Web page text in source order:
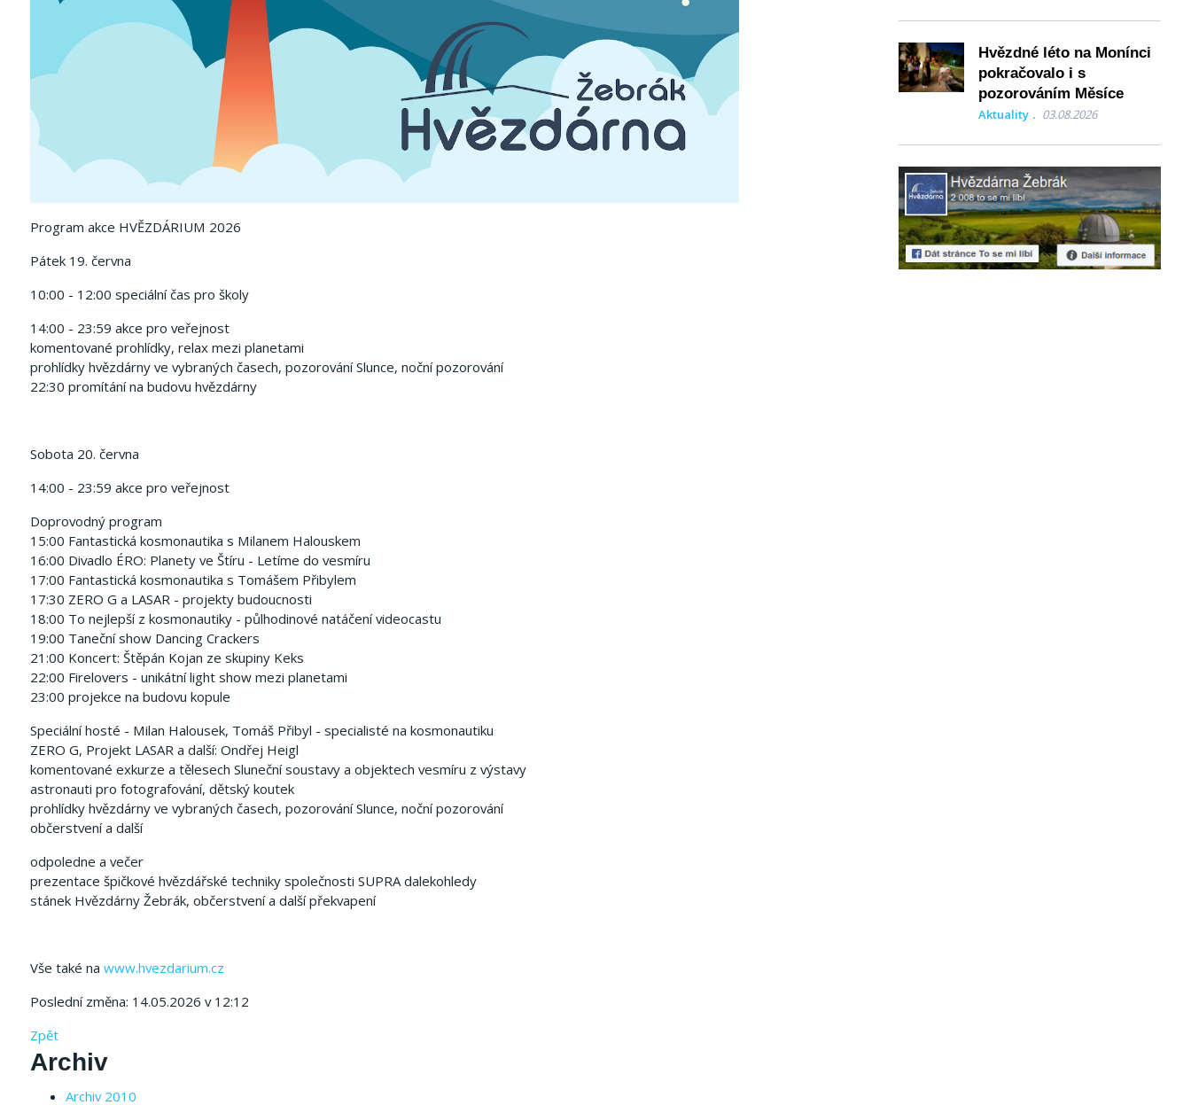
Program akce HVĚZDÁRIUM 2026
Pátek 19. června
10:00 - 12:00 speciální čas pro školy
14:00 - 23:59 akce pro veřejnost
komentované prohlídky, relax mezi planetami
prohlídky hvězdárny ve vybraných časech, pozorování Slunce, noční pozorování
22:30 promítání na budovu hvězdárny
Sobota 20. června
14:00 - 23:59 akce pro veřejnost
Doprovodný program
15:00 Fantastická kosmonautika s Milanem Halouskem
16:00 Divadlo ÉRO: Planety ve Štíru - Letíme do vesmíru
17:00 Fantastická kosmonautika s Tomášem Přibylem
17:30 ZERO G a LASAR - projekty budoucnosti
18:00 To nejlepší z kosmonautiky - půlhodinové natáčení videocastu
19:00 Taneční show Dancing Crackers
21:00 Koncert: Štěpán Kojan ze skupiny Keks
22:00 Firelovers - unikátní light show mezi planetami
23:00 projekce na budovu kopule
Speciální hosté - Milan Halousek, Tomáš Přibyl - specialisté na kosmonautiku
ZERO G, Projekt LASAR a další: Ondřej Heigl
komentované exkurze a tělesech Sluneční soustavy a objektech vesmíru z výstavy
astronauti pro fotografování, dětský koutek
prohlídky hvězdárny ve vybraných časech, pozorování Slunce, noční pozorování
občerstvení a další
odpoledne a večer
prezentace špičkové hvězdářské techniky společnosti SUPRA dalekohledy
stánek Hvězdárny Žebrák, občerstvení a další překvapení
Vše také na www.hvezdarium.cz
Poslední změna: 14.05.2026 v 12:12
Zpět
Archiv
Archiv 2010
Hvězdné léto na Monínci
pokračovalo i s
pozorováním Měsíce
Aktuality 03.08.2026